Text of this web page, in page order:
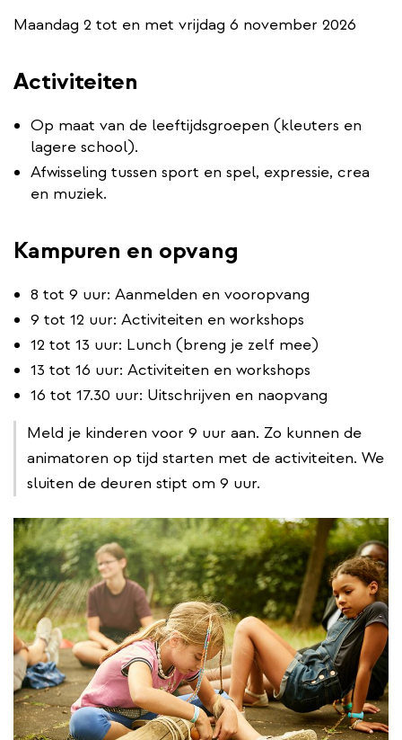
Maandag 2 tot en met vrijdag 6 november 2026
Activiteiten
Op maat van de leeftijdsgroepen (kleuters en
lagere school).
Afwisseling tussen sport en spel, expressie, crea
en muziek.
Kampuren en opvang
8 tot 9 uur: Aanmelden en vooropvang ​
9 tot 12 uur: Activiteiten en workshops
12 tot 13 uur: Lunch (breng je zelf mee)
13 tot 16 uur: Activiteiten en workshops
16 tot 17.30 uur: Uitschrijven en naopvang
Meld je kinderen voor 9 uur aan. Zo kunnen de
animatoren op tijd starten met de activiteiten. We
sluiten de deuren stipt om 9 uur.